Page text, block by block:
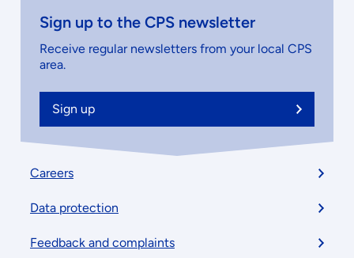
Sign up to the CPS newsletter
Receive regular newsletters from your local CPS
area.
Sign up
Footer
menu
Careers
Data protection
Feedback and complaints